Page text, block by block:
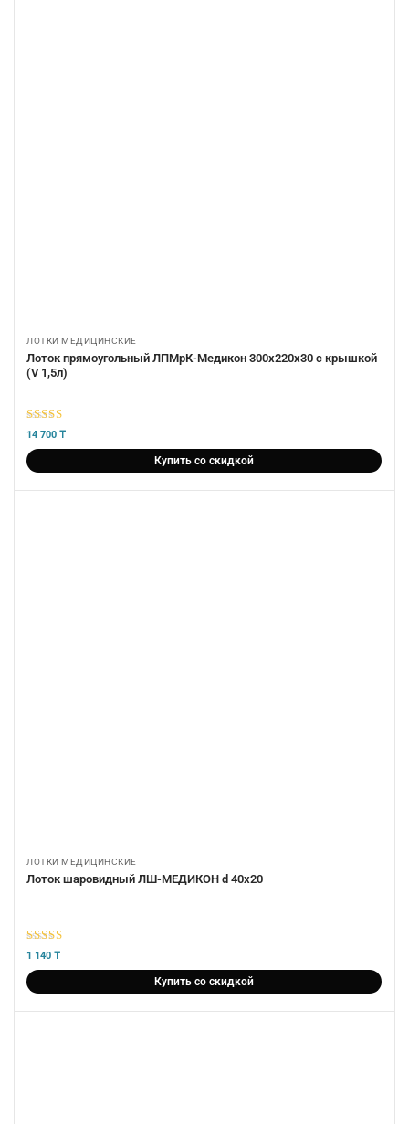
ЛОТКИ МЕДИЦИНСКИЕ
Лоток прямоугольный ЛПМрК-Медикон 300х220х30 с крышкой
(V 1,5л)
5из 5
14 700 ₸
Купить со скидкой
ЛОТКИ МЕДИЦИНСКИЕ
Лоток шаровидный ЛШ-МЕДИКОН d 40х20
5 из 5
1 140 ₸
Купить со скидкой